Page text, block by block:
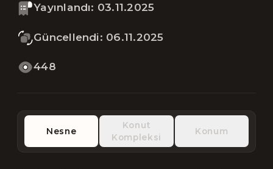
Yayınlandı: 03.11.2025
Güncellendi: 06.11.2025
448
Nesne
Konut
Kompleksi
Konum